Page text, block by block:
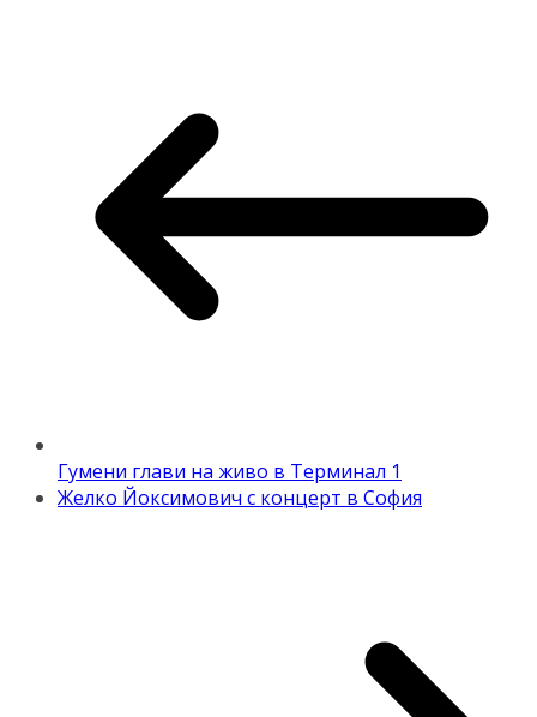
Гумени глави на живо в Терминал 1
Желко Йоксимович с концерт в София